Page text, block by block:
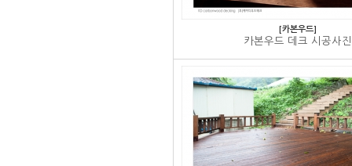
[카본우드]
카본우드 데크 시공사진